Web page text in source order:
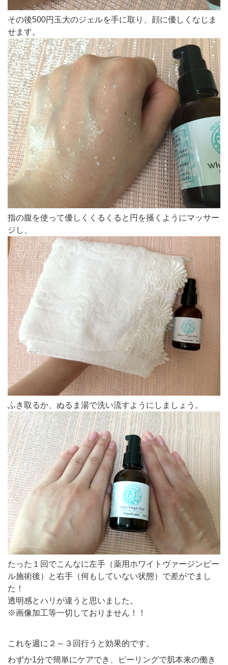
その後500円玉大のジェルを手に取り、顔に優しくなじま
せます。
指の腹を使って優しくくるくると円を掻くようにマッサー
ジし、
ふき取るか、ぬるま湯で洗い流すようにしましょう。
たった１回でこんなに左手（薬用ホワイトヴァージンピー
ル施術後）と右手（何もしていない状態）で差がでまし
た！
透明感とハリが違うと思いました。
※画像加工等一切しておりません！！
これを週に２～３回行うと効果的です。
わずか1分で簡単にケアでき、ピーリングで肌本来の働き